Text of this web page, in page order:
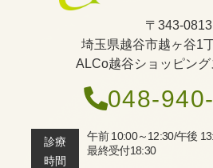
〒343-0813
埼玉県越谷市越ヶ谷1
ALCo越谷ショッピン
048-
診療
時間
午前 10:00～12:30/午後
最終受付18:30